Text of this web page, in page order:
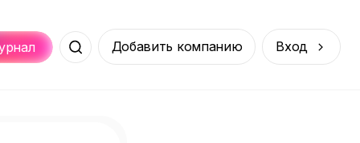
Услуги Покупки Онлайн
Места Добавить компанию Вход